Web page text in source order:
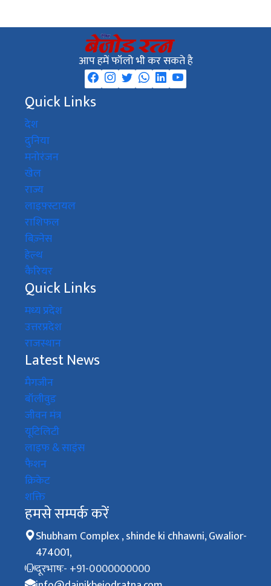
आप हमें फॉलो भी कर सकते है
Quick Links
देश
दुनिया
मनोरंजन
खेल
राज्य
लाइफ़्स्टायल
राशिफल
बिज़्नेस
हेल्थ
कैरियर
Quick Links
मध्य प्रदेश
उत्तरप्रदेश
राजस्थान
Latest News
मैगजीन
बॉलीवुड
जीवन मंत्र
यूटिलिटी
लाइफ & साइंस
फैशन
क्रिकेट
शक्ति
हमसे सम्पर्क करें
Shubham Complex , shinde ki chhawni, Gwalior-
474001,
दूरभाषः- +91-0000000000